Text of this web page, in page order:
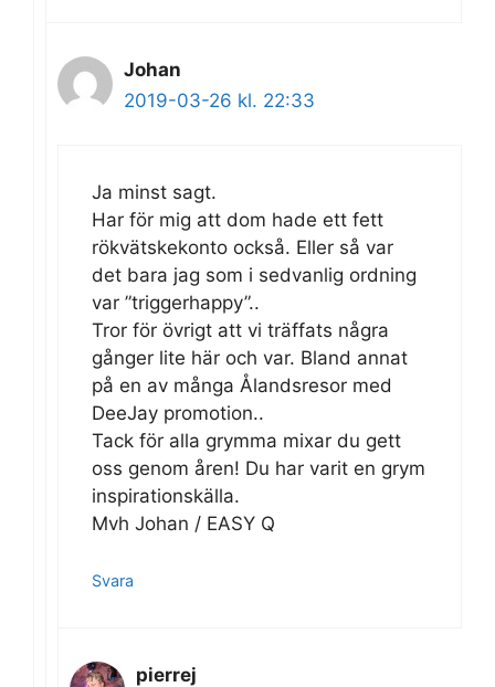
Johan
2019-03-26 kl. 22:33
Ja minst sagt.
Har för mig att dom hade ett fett
rökvätskekonto också. Eller så var
det bara jag som i sedvanlig ordning
var ”triggerhappy”..
Tror för övrigt att vi träffats några
gånger lite här och var. Bland annat
på en av många Ålandsresor med
DeeJay promotion..
Tack för alla grymma mixar du gett
oss genom åren! Du har varit en grym
inspirationskälla.
Mvh Johan / EASY Q
Svara
pierrej